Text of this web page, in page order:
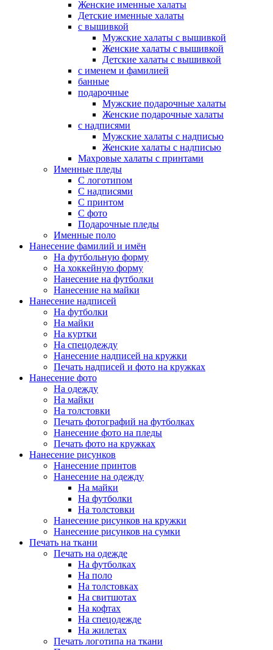
Женские именные халаты
Детские именные халаты
с вышивкой
Мужские халаты с вышивкой
Женские халаты с вышивкой
Детские халаты с вышивкой
с именем и фамилией
банные
подарочные
Мужские подарочные халаты
Женские подарочные халаты
с надписями
Мужские халаты с надписью
Женские халаты с надписью
Махровые халаты с принтами
Именные пледы
С логотипом
С надписями
С принтом
С фото
Подарочные пледы
Именные поло
Нанесение фамилий и имён
На футбольную форму
На хоккейную форму
Нанесение на футболки
Нанесение на майки
Нанесение надписей
На футболки
На майки
На куртки
На спецодежду
Нанесение надписей на кружки
Печать надписей и фото на кружках
Нанесение фото
На одежду
На майки
На толстовки
Печать фотографий на футболках
Нанесение фото на пледы
Печать фото на кружках
Нанесение рисунков
Нанесение принтов
Нанесение на одежду
На майки
На футболки
На толстовки
Нанесение рисунков на кружки
Нанесение рисунков на сумки
Печать на ткани
Печать на одежде
На футболках
На поло
На толстовках
На свитшотах
На кофтах
На спецодежде
На жилетах
Печать логотипа на ткани